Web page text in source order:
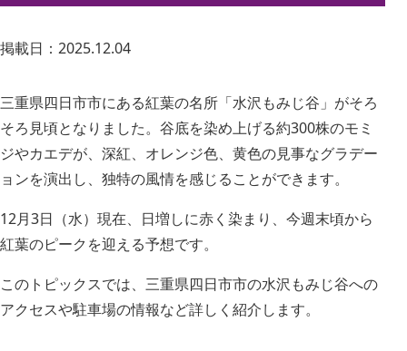
掲載日：2025.12.04
三重県四日市市にある紅葉の名所「水沢もみじ谷」がそろ
そろ見頃となりました。谷底を染め上げる約300株のモミ
ジやカエデが、深紅、オレンジ色、黄色の見事なグラデー
ョンを演出し、独特の風情を感じることができます。
12月3日（水）現在、日増しに赤く染まり、今週末頃から
紅葉のピークを迎える予想です。
このトピックスでは、三重県四日市市の水沢もみじ谷への
アクセスや駐車場の情報など詳しく紹介します。